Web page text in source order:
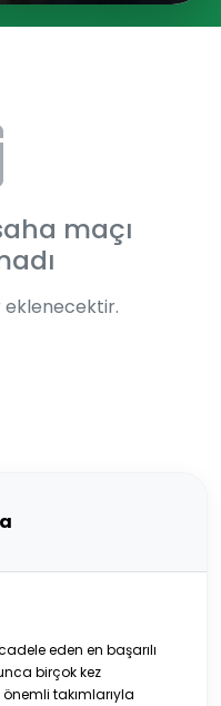
maçı
eklenecektir.
eden en başarılı
birçok kez
takımlarıyla